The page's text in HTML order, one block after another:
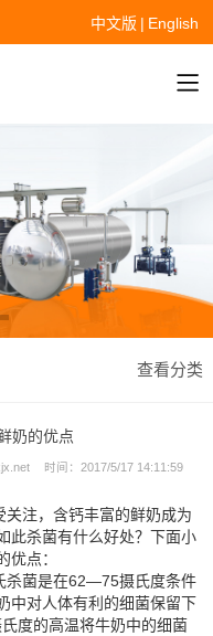
中文版 | English
查看分类
奶的优点
时间： 2017/5/17 14:11:59
注，含钙丰富的鲜奶成为
此杀菌有什么好处？下面小
优点：
菌是在62—75摄氏度条件
中对人体有利的细菌保留下
度的高温将牛奶中的细菌